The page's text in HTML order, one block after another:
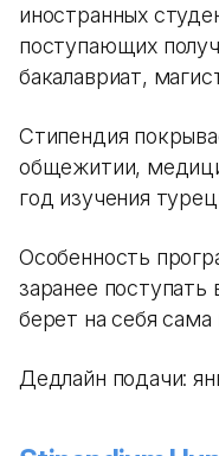
иностранных
поступающих
бакалавриат,
Стипендия
общежитии,
год изучения
Особенность
заранее поступать
берет на себя
Дедлайн подачи: